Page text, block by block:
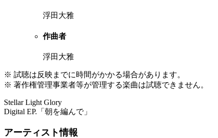
浮田大雅
作曲者
浮田大雅
※ 試聴は反映までに時間がかかる場合があります。
※ 著作権管理事業者等が管理する楽曲は試聴できません。
Stellar Light Glory
Digital EP.「朝を編んで」
アーティスト情報